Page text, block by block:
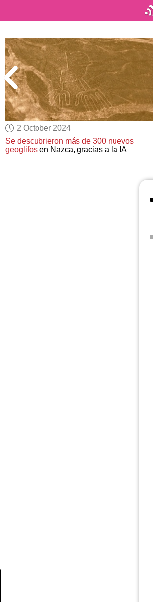
2 October 2024
Se descubrieron más de 300 nuevos
geoglifos en Nazca, gracias a la IA